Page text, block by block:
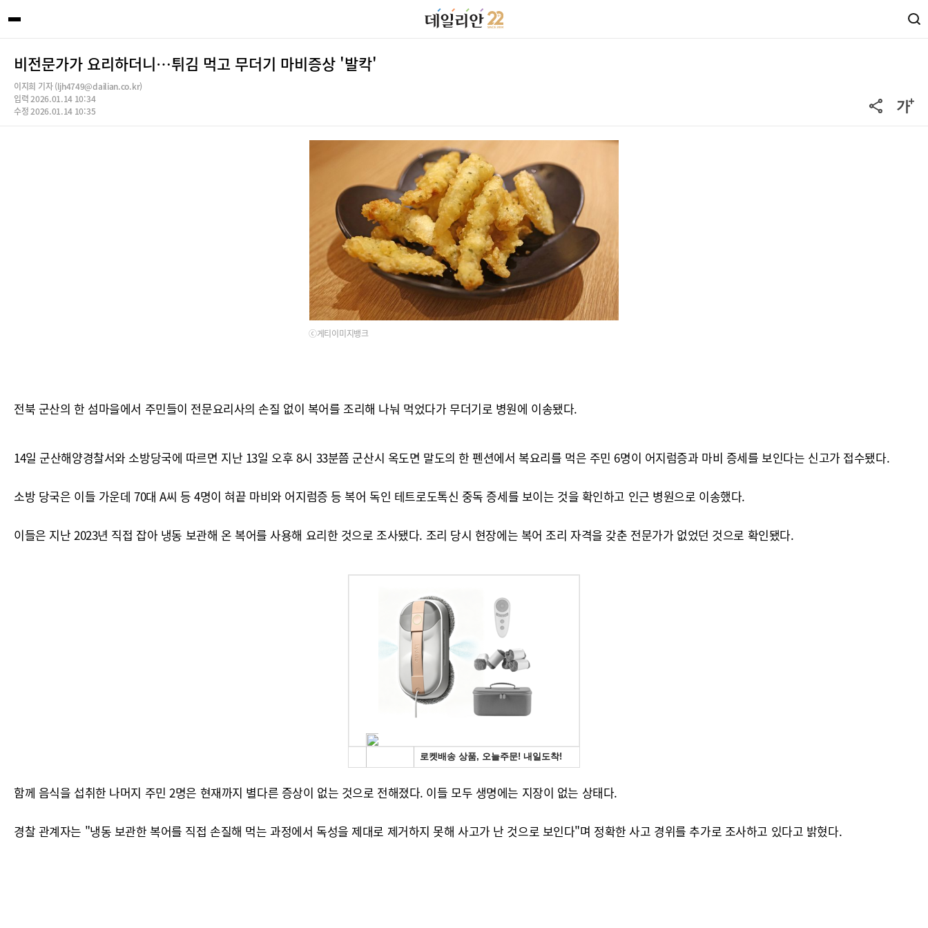
비전문가가 요리하더니…튀김 먹고 무더기 마비증상 '발칵'
이지희 기자 (ljh4749@dailian.co.kr)
입력 2026.01.14 10:34
수정 2026.01.14 10:35
ⓒ게티이미지뱅크
전북 군산의 한 섬마을에서 주민들이 전문요리사의 손질 없이 복어를 조리해 나눠 먹었다가 무더기로 병원에 이송됐다.
14일 군산해양경찰서와 소방당국에 따르면 지난 13일 오후 8시 33분쯤 군산시 옥도면 말도의 한 펜션에서 복요리를 먹은 주민 6명이 어지럼증과 마비 증세를 보인다는 신고가 접수됐다.
소방 당국은 이들 가운데 70대 A씨 등 4명이 혀끝 마비와 어지럼증 등 복어 독인 테트로도톡신 중독 증세를 보이는 것을 확인하고 인근 병원으로 이송했다.
이들은 지난 2023년 직접 잡아 냉동 보관해 온 복어를 사용해 요리한 것으로 조사됐다. 조리 당시 현장에는 복어 조리 자격을 갖춘 전문가가 없었던 것으로 확인됐다.
함께 음식을 섭취한 나머지 주민 2명은 현재까지 별다른 증상이 없는 것으로 전해졌다. 이들 모두 생명에는 지장이 없는 상태다.
경찰 관계자는 "냉동 보관한 복어를 직접 손질해 먹는 과정에서 독성을 제대로 제거하지 못해 사고가 난 것으로 보인다"며 정확한 사고 경위를 추가로 조사하고 있다고 밝혔다.